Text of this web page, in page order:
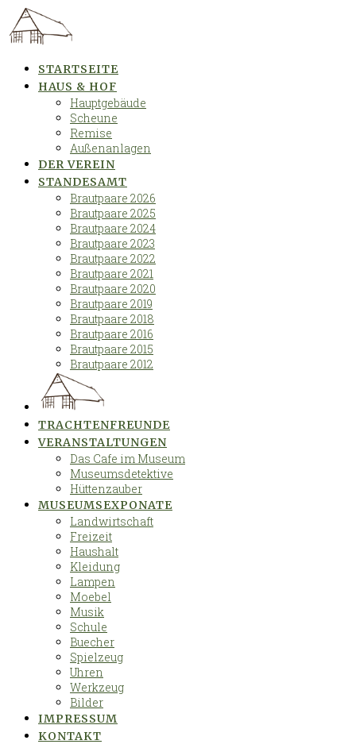
Skip
to
content
STARTSEITE
HAUS & HOF
Hauptgebäude
Scheune
Remise
Außenanlagen
DER VEREIN
STANDESAMT
Brautpaare 2026
Brautpaare 2025
Brautpaare 2024
Brautpaare 2023
Brautpaare 2022
Brautpaare 2021
Brautpaare 2020
Brautpaare 2019
Brautpaare 2018
Brautpaare 2016
Brautpaare 2015
Brautpaare 2012
TRACHTENFREUNDE
VERANSTALTUNGEN
Das Cafe im Museum
Museumsdetektive
Hüttenzauber
MUSEUMSEXPONATE
Landwirtschaft
Freizeit
Haushalt
Kleidung
Lampen
Moebel
Musik
Schule
Buecher
Spielzeug
Uhren
Werkzeug
Bilder
IMPRESSUM
KONTAKT